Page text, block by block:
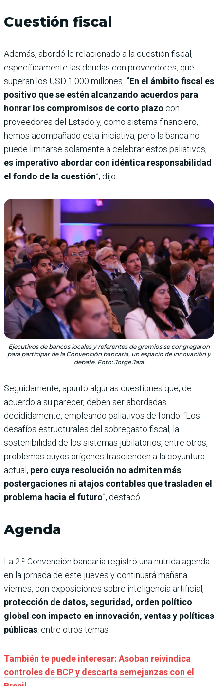
Cuestión fiscal
Además, abordó lo relacionado a la cuestión fiscal,
específicamente las deudas con proveedores, que
superan los USD 1.000 millones. “En el ámbito fiscal es
positivo que se estén alcanzando acuerdos para
honrar los compromisos de corto plazo con
proveedores del Estado y, como sistema financiero,
hemos acompañado esta iniciativa, pero la banca no
puede limitarse solamente a celebrar estos paliativos,
es imperativo abordar con idéntica responsabilidad
el fondo de la cuestión”, dijo.
Ejecutivos de bancos locales y referentes de gremios se congregaron
para participar de la Convención bancaria, un espacio de innovación y
debate. Foto: Jorge Jara
Seguidamente, apuntó algunas cuestiones que, de
acuerdo a su parecer, deben ser abordadas
decididamente, empleando paliativos de fondo. “Los
desafíos estructurales del sobregasto fiscal, la
sostenibilidad de los sistemas jubilatorios, entre otros,
problemas cuyos orígenes trascienden a la coyuntura
actual, pero cuya resolución no admiten más
postergaciones ni atajos contables que trasladen el
problema hacia el futuro”, destacó.
Agenda
La 2.ª Convención bancaria registró una nutrida agenda
en la jornada de este jueves y continuará mañana
viernes, con exposiciones sobre inteligencia artificial,
protección de datos, seguridad, orden político
global con impacto en innovación, ventas y políticas
públicas, entre otros temas.
También te puede interesar: Asoban reivindica
controles de BCP y descarta semejanzas con el